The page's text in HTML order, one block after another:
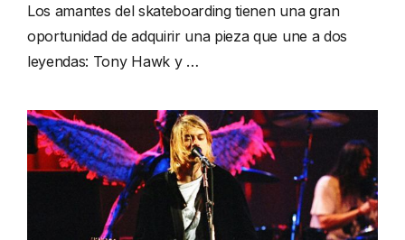
Los amantes del skateboarding tienen una gran
oportunidad de adquirir una pieza que une a dos
leyendas: Tony Hawk y …